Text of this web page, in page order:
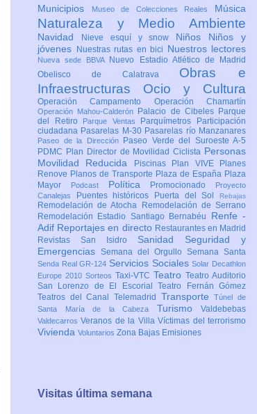
Municipios Museo de Colecciones Reales Música
Naturaleza y Medio Ambiente
Navidad Nieve esquí y snow Niños Niños y
jóvenes
Nuestras rutas en bici Nuestros lectores
Nueva sede BBVA
Nuevo Estadio Atlético de Madrid
Obelisco de Calatrava Obras e
Infraestructuras Ocio y Cultura
Operación Campamento Operación Chamartín
Operación Mahou-Calderón Palacio de Cibeles Parque
del Retiro
Parque Ventas Parquímetros
Participación
ciudadana Pasarelas M-30 Pasarelas río Manzanares
Paseo de la Dirección
Paseo Verde del Suroeste A-5
PDMC Plan Director de Movilidad Ciclista Personas
Movilidad Reducida
Piscinas Plan VIVE
Planes
Renove Planos de Transporte Plaza de España Plaza
Mayor
Podcast Política Promocionado
Proyecto
Canalejas
Puentes históricos Puerta del Sol Rebajas
Remodelación de Atocha
Remodelación de Serrano
Remodelación Estadio Santiago Bernabéu Renfe -
Adif Reportajes en directo Restaurantes en Madrid
Revistas San Isidro Sanidad Seguridad y
Emergencias Semana del Orgullo Semana Santa
Senda Real GR-124 Servicios SocialesSolar Decathlon
Europe 2010 Sorteos Taxi-VTC Teatro Teatro Auditorio
San Lorenzo de El EscorialTeatro Fernán Gómez
Teatros del Canal Telemadrid TransporteTúnel de
Santa María de la Cabeza Turismo Valdebebas
ValdecarrosVeranos de la VillaVíctimas del terrorismo
Vivienda Voluntarios Zona Bajas Emisiones
Visitas última semana